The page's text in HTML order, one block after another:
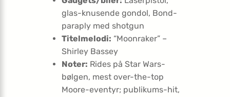
glas-knusende gondol, Bond-
paraply med shotgun
Titelmelodi: “Moonraker” –
Shirley Bassey
Noter: Rides på Star Wars-
bølgen, mest over-the-top
Moore-eventyr; publikums-hit,